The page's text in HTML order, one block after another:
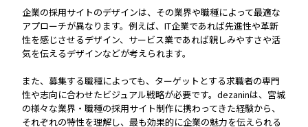
企業の採用サイトのデザインは、その業界や職種によって最適な
アプローチが異なります。例えば、IT企業であれば先進性や革新
性を感じさせるデザイン、サービス業であれば親しみやすさや活
気を伝えるデザインなどが考えられます。
また、募集する職種によっても、ターゲットとする求職者の専門
性や志向に合わせたビジュアル戦略が必要です。dezaninは、宮城
の様々な業界・職種の採用サイト制作に携わってきた経験から、
それぞれの特性を理解し、最も効果的に企業の魅力を伝えられる